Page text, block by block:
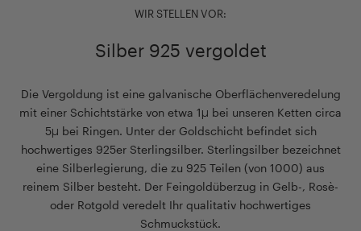
WIR STELLEN VOR:
Silber 925 vergoldet
Die Vergoldung ist eine galvanische Oberflächenveredelung
mit einer Schichtstärke von etwa 1µ bei unseren Ketten circa
5µ bei Ringen. Unter der Goldschicht befindet sich
hochwertiges 925er Sterlingsilber. Sterlingsilber bezeichnet
eine Silberlegierung, die zu 925 Teilen (von 1000) aus
reinem Silber besteht. Der Feingoldüberzug in Gelb-, Rosè-
oder Rotgold veredelt Ihr qualitativ hochwertiges
Schmuckstück.